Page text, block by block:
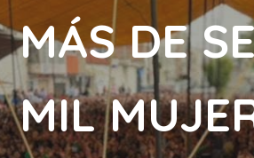
MÁS DE
MIL